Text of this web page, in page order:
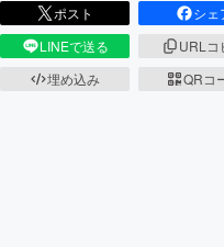
ポスト
シェ
LINEで送る
URLコ
埋め込み
QRコ